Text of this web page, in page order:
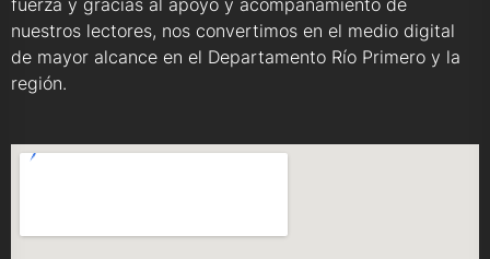
fuerza y gracias al apoyo y acompañamiento de
nuestros lectores, nos convertimos en el medio digital
de mayor alcance en el Departamento Río Primero y la
región.